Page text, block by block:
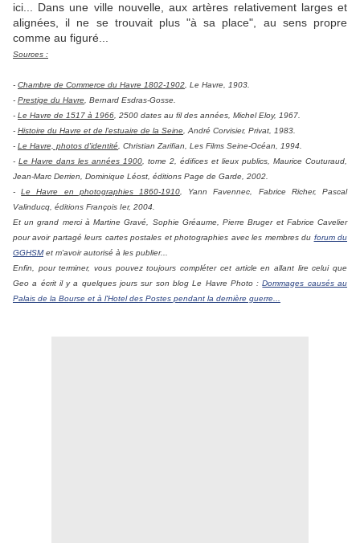
ici... Dans une ville nouvelle, aux artères relativement larges et
alignées, il ne se trouvait plus "à sa place", au sens propre
comme au figuré...
Sources :
- Chambre de Commerce du Havre 1802-1902 , Le Havre, 1903.
- Prestige du Havre , Bernard Esdras-Gosse.
- Le Havre de 1517 à 1966 , 2500 dates au fil des années, Michel Eloy, 1967.
- Histoire du Havre et de l'estuaire de la Seine , André Corvisier, Privat, 1983.
- Le Havre, photos d'identité , Christian Zarifian, Les Films Seine-Océan, 1994.
- Le Havre dans les années 1900 , tome 2, édifices et lieux publics, Maurice Couturaud,
Jean-Marc Derrien, Dominique Léost, éditions Page de Garde, 2002.
-Le Havre en photographies 1860-1910 , Yann Favennec, Fabrice Richer, Pascal
Valinducq, éditions François Ier, 2004.
Et un grand merci à Martine Gravé, Sophie Gréaume, Pierre Bruger et Fabrice Cavelier
pour avoir partagé leurs cartes postales et photographies avec les membres du forum du
GGHSMet m'avoir autorisé à les publier...
Enfin, pour terminer, vous pouvez toujours compléter cet article en allant lire celui que
Geo a écrit il y a quelques jours sur son blog Le Havre Photo :Dommages causés au
Palais de la Bourse et à l'Hotel des Postes pendant la dernière guerre...